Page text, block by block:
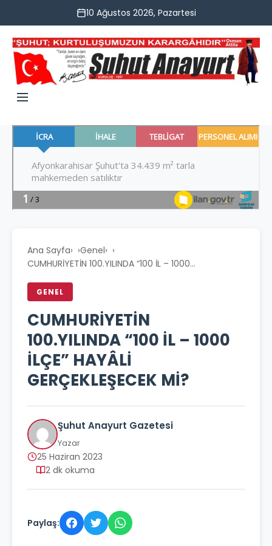
10 Ağustos 2026, Pazartesi
Ana Sayfa› Genel›
CUMHURİYETİN 100.YILINDA “100 İL – 1000...
GENEL
CUMHURİYETİN
100.YILINDA “100 İL – 1000
İLÇE” HAYÂLİ
GERÇEKLEŞECEK Mİ?
Şuhut Anayurt Gazetesi
Yazar
25 Haziran 2023
2 dk okuma
Paylaş: